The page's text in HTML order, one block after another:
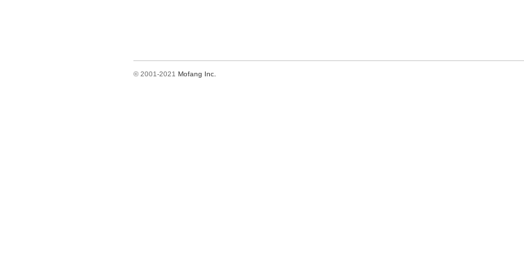
© 2001-2021 Mofang Inc.